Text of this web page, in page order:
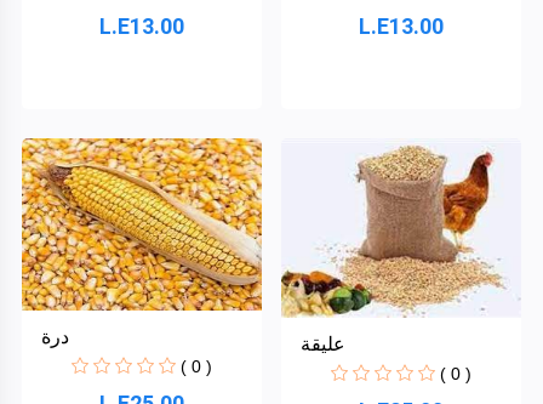
TrueMake
The
Wall
Dynamova
الأقسام
بقالة
وفاكهة(
+
L.E13.00 L.E13.00
درة
( 0 )
عليقة
( 0 )